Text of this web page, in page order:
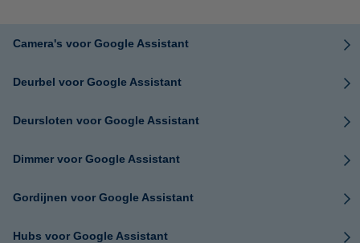
Camera's voor Google Assistant
Deurbel voor Google Assistant
Deursloten voor Google Assistant
Dimmer voor Google Assistant
Gordijnen voor Google Assistant
Hubs voor Google Assistant